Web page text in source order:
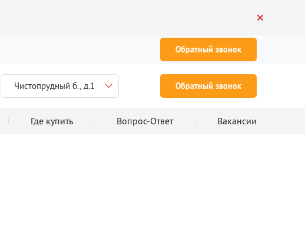
Обратный звонок
Чистопрудный б., д.1 Обратный звонок
Где купить Вопрос-Ответ Вакансии